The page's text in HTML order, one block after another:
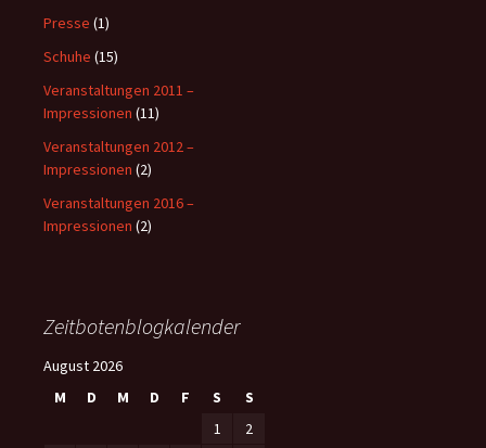
Presse (1)
Schuhe (15)
Veranstaltungen 2011 –
Impressionen (11)
Veranstaltungen 2012 –
Impressionen (2)
Veranstaltungen 2016 –
Impressionen (2)
Zeitbotenblogkalender
August 2026
M
D M D F S
S
1
2